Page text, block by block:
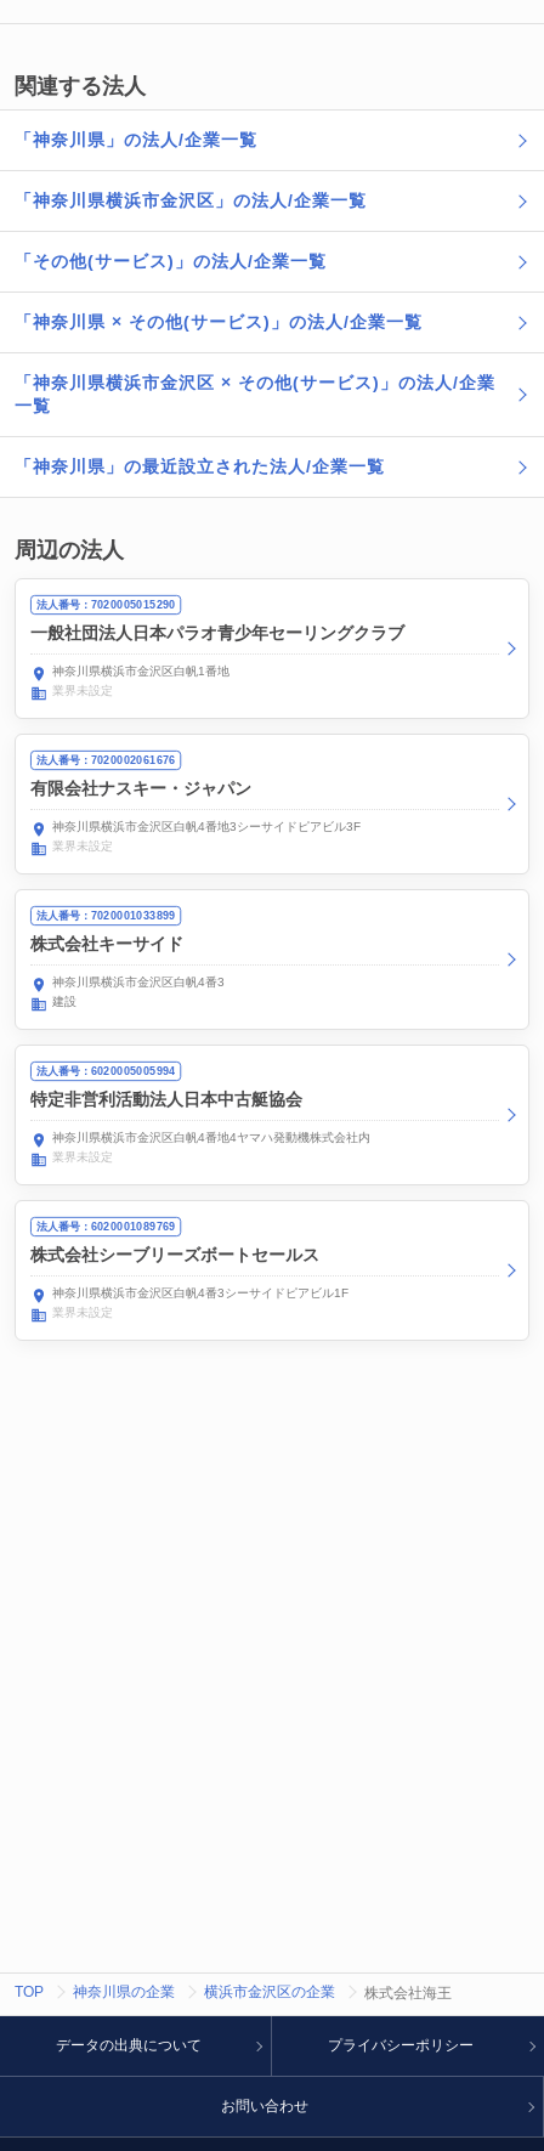
関連する法人
「神奈川県」の法人/企業一覧
「神奈川県横浜市金沢区」の法人/企業一覧
「その他(サービス)」の法人/企業一覧
「神奈川県 × その他(サービス)」の法人/企業一覧
「神奈川県横浜市金沢区 × その他(サービス)」の法人/企業
一覧
「神奈川県」の最近設立された法人/企業一覧
周辺の法人
法人番号：7020005015290
一般社団法人日本パラオ青少年セーリングクラブ
神奈川県横浜市金沢区白帆1番地
業界未設定
法人番号：7020002061676
有限会社ナスキー・ジャパン
神奈川県横浜市金沢区白帆4番地3シーサイドピアビル3F
業界未設定
法人番号：7020001033899
株式会社キーサイド
神奈川県横浜市金沢区白帆4番3
建設
法人番号：6020005005994
特定非営利活動法人日本中古艇協会
神奈川県横浜市金沢区白帆4番地4ヤマハ発動機株式会社内
業界未設定
法人番号：6020001089769
株式会社シーブリーズボートセールス
神奈川県横浜市金沢区白帆4番3シーサイドピアビル1F
業界未設定
TOP 神奈川県の企業 横浜市金沢区の企業 株式会社海王
データの出典について プライバシーポリシー
お問い合わせ